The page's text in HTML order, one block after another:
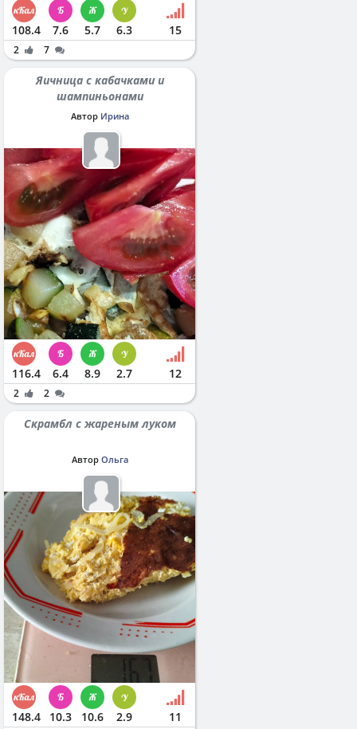
108.4 7.6 5.7 6.3 15
2 7
Яичница с кабачками и
шампиньонами
Автор Ирина
116.4 6.4 8.9 2.7 12
2 2
Скрамбл с жареным луком
Автор Ольга
148.4 10.3 10.6 2.9 11